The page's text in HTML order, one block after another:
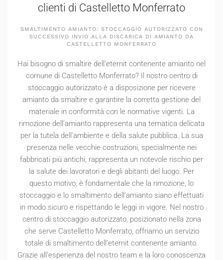
clienti di Castelletto Monferrato
SMALTIMENTO AMIANTO: STOCCAGGIO AUTORIZZATO CON
SUCCESSIVO INVIO ALLA DISCARICA DI AMIANTO DA
CASTELLETTO MONFERRATO
Hai bisogno di smaltire dell'eternit contenente amianto nel
comune di Castelletto Monferrato? Il nostro centro di
stoccaggio autorizzato è a disposizione per ricevere
amianto da smaltire e garantire la corretta gestione del
materiale in conformità con le normative vigenti. La
rimozione dell'amianto rappresenta una tematica delicata
per la tutela dell'ambiente e della salute pubblica. La sua
presenza nelle vecchie costruzioni, specialmente nei
fabbricati più antichi, rappresenta un notevole rischio per
la salute dei lavoratori e degli abitanti del luogo. Per
questo motivo, è fondamentale che la rimozione, lo
stoccaggio e lo smaltimento dell'amianto siano effettuati
in modo sicuro e rispettando le leggi in vigore. Nel nostro
centro di stoccaggio autorizzato, posizionato nella zona
che serve Castelletto Monferrato, offriamo un servizio
totale di smaltimento dell'eternit contenente amianto.
Grazie all'esperienza del nostro team e la loro conoscenza